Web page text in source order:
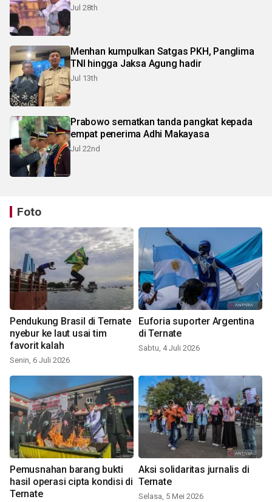
Jul 28th
Menhan kumpulkan Satgas PKH, Panglima
TNI hingga Jaksa Agung hadir
Jul 13th
Prabowo sematkan tanda pangkat kepada
empat penerima Adhi Makayasa
Jul 22nd
Foto
Pendukung Brasil di Ternate
nyebur ke laut usai tim
favorit kalah
Senin, 6 Juli 2026
Euforia suporter Argentina
di Ternate
Sabtu, 4 Juli 2026
Pemusnahan barang bukti
hasil operasi cipta kondisi di
Ternate
Aksi solidaritas jurnalis di
Ternate
Selasa, 5 Mei 2026